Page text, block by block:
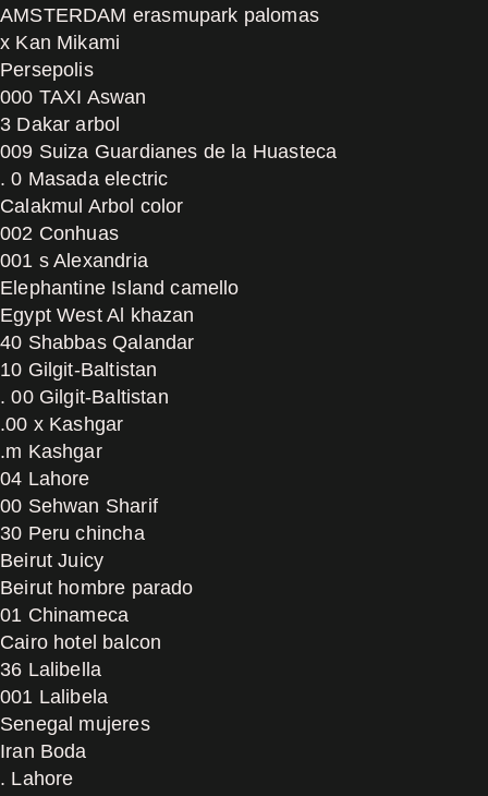
AMSTERDAM erasmupark palomas
x Kan Mikami
Persepolis
000 TAXI Aswan
3 Dakar arbol
009 Suiza Guardianes de la Huasteca
. 0 Masada electric
Calakmul Arbol color
002 Conhuas
001 s Alexandria
Elephantine Island camello
Egypt West Al khazan
40 Shabbas Qalandar
10 Gilgit-Baltistan
. 00 Gilgit-Baltistan
.00 x Kashgar
.m Kashgar
04 Lahore
00 Sehwan Sharif
30 Peru chincha
Beirut Juicy
Beirut hombre parado
01 Chinameca
Cairo hotel balcon
36 Lalibella
001 Lalibela
Senegal mujeres
Iran Boda
. Lahore